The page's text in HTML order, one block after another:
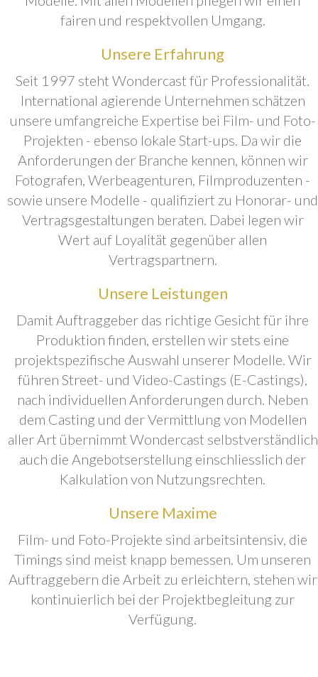
fairen und respektvollen Umgang.
Unsere Erfahrung
Seit 1997 steht Wondercast für Professionalität.
International agierende Unternehmen schätzen
unsere umfangreiche Expertise bei Film- und Foto-
Projekten - ebenso lokale Start-ups. Da wir die
Anforderungen der Branche kennen, können wir
Fotografen, Werbeagenturen, Filmproduzenten -
sowie unsere Modelle - qualifiziert zu Honorar- und
Vertragsgestaltungen beraten. Dabei legen wir
Wert auf Loyalität gegenüber allen
Vertragspartnern.
Unsere Leistungen
Damit Auftraggeber das richtige Gesicht für ihre
Produktion finden, erstellen wir stets eine
projektspezifische Auswahl unserer Modelle. Wir
führen Street- und Video-Castings (E-Castings),
nach individuellen Anforderungen durch. Neben
dem Casting und der Vermittlung von Modellen
aller Art übernimmt Wondercast selbstverständlich
auch die Angebotserstellung einschliesslich der
Kalkulation von Nutzungsrechten.
Unsere Maxime
Film- und Foto-Projekte sind arbeitsintensiv, die
Timings sind meist knapp bemessen. Um unseren
Auftraggebern die Arbeit zu erleichtern, stehen wir
kontinuierlich bei der Projektbegleitung zur
Verfügung.